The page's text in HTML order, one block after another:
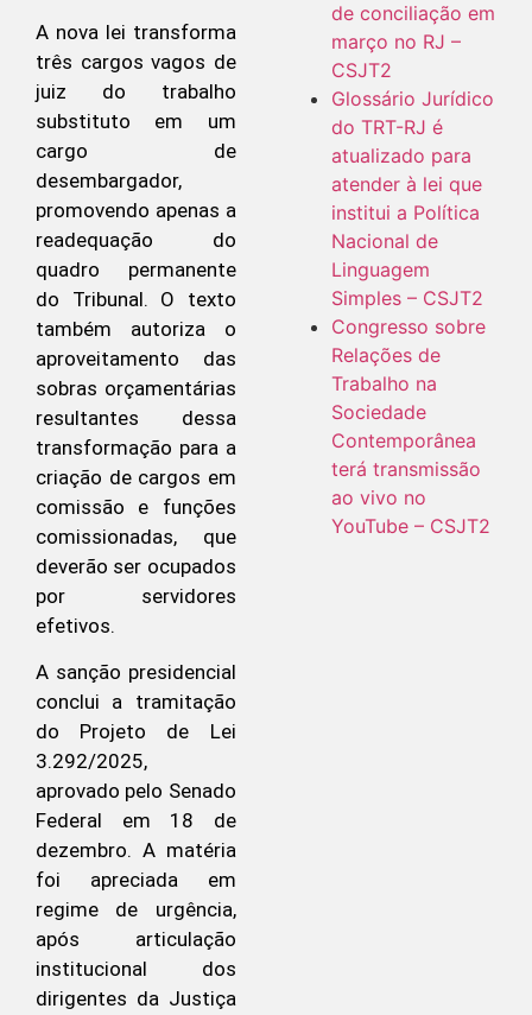
A nova lei transforma
três cargos vagos de
juiz do trabalho
substituto em um
cargo de
desembargador,
promovendo apenas a
readequação do
quadro permanente
do Tribunal. O texto
também autoriza o
aproveitamento das
sobras orçamentárias
resultantes dessa
transformação para a
criação de cargos em
comissão e funções
comissionadas, que
deverão ser ocupados
por servidores
efetivos.
A sanção presidencial
conclui a tramitação
do Projeto de Lei
3.292/2025,
aprovado pelo Senado
Federal em 18 de
dezembro. A matéria
foi apreciada em
regime de urgência,
após articulação
institucional dos
dirigentes da Justiça
de conciliação em
março no RJ –
CSJT2
Glossário Jurídico
do TRT-RJ é
atualizado para
atender à lei que
institui a Política
Nacional de
Linguagem
Simples – CSJT2
Congresso sobre
Relações de
Trabalho na
Sociedade
Contemporânea
terá transmissão
ao vivo no
YouTube – CSJT2